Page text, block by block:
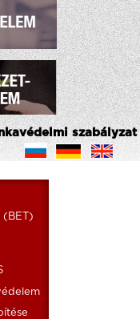
szabályzat
(BET)